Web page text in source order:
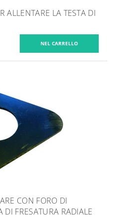
ALLENTARE LA TESTA DI
CON FORO DI
DI FRESATURA RADIALE